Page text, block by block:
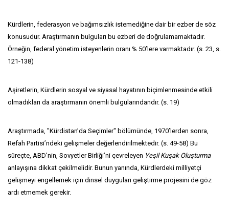
Kürdlerin, federasyon ve bağımsızlık istemediğine dair bir ezber de söz
konusudur. Araştırmanın bulguları bu ezberi de doğrulamamaktadır.
Örneğin, federal yönetim isteyenlerin oranı % 50’lere varmaktadır. (s. 23, s.
121-138)
Aşiretlerin, Kürdlerin sosyal ve siyasal hayatının biçimlenmesinde etkili
olmadıkları da araştırmanın önemli bulgularındandır. (s. 19)
Araştırmada, "Kürdistan’da Seçimler" bölümünde, 1970’lerden sonra,
Refah Partisi’ndeki gelişmeler değerlendirilmektedir. (s. 49-58) Bu
süreçte, ABD’nin, Sovyetler Birliği’ni çevreleyen Yeşil Kuşak Oluşturma
anlayışına dikkat çekilmelidir. Bunun yanında, Kürdlerdeki milliyetçi
gelişmeyi engellemek için dinsel duyguları geliştirme projesini de göz
ardı etmemek gerekir.